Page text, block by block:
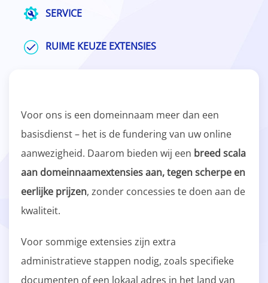
SERVICE
RUIME KEUZE EXTENSIES
Voor ons is een domeinnaam meer dan een
basisdienst – het is de fundering van uw online
aanwezigheid. Daarom bieden wij een breed scala
aan domeinnaamextensies aan, tegen scherpe en
eerlijke prijzen, zonder concessies te doen aan de
kwaliteit.
Voor sommige extensies zijn extra
administratieve stappen nodig, zoals specifieke
documenten of een lokaal adres in het land van